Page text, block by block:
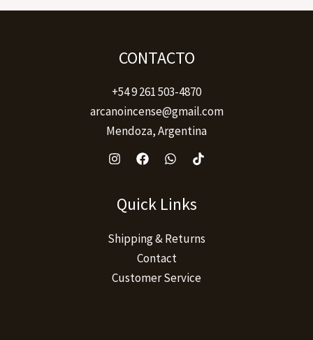
CONTACTO
+54 9 261 503-4870
arcanoincense@gmail.com
Mendoza, Argentina
Quick Links
Shipping & Returns
Contact
Customer Service